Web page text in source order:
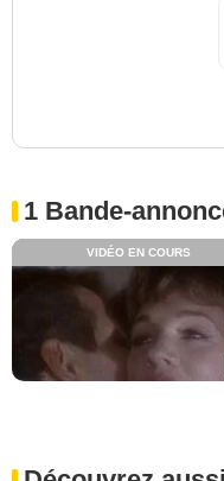
1 Bande-
VIDÉO EN COURS